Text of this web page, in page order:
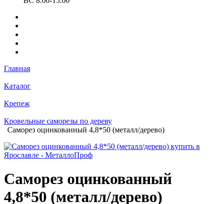
Главная
Каталог
Крепеж
Кровельные саморезы по дереву
Саморез оцинкованный 4,8*50 (металл/дерево)
Саморез оцинкованный
4,8*50 (металл/дерево)